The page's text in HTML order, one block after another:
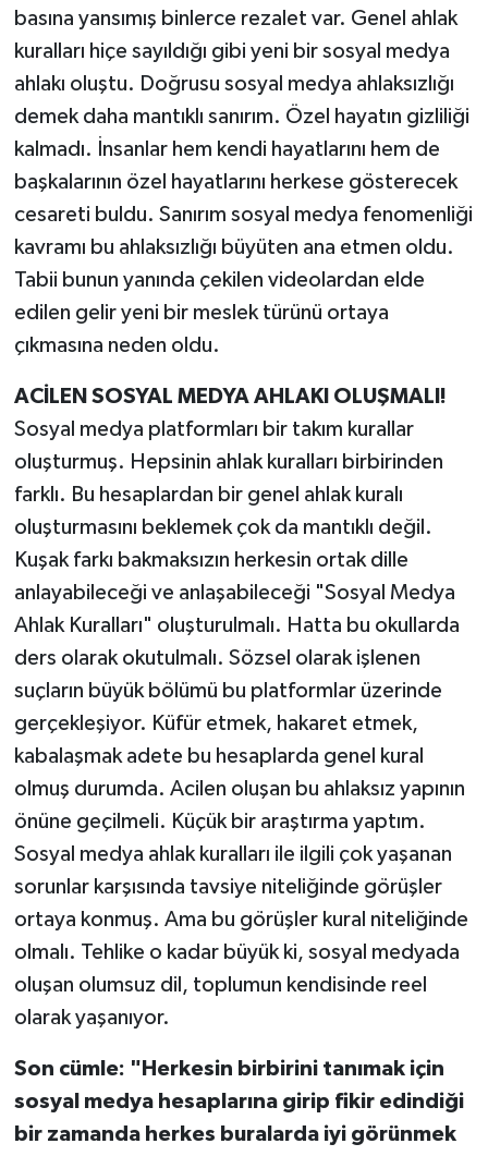
basına yansımış binlerce rezalet var. Genel ahlak
kuralları hiçe sayıldığı gibi yeni bir sosyal medya
ahlakı oluştu. Doğrusu sosyal medya ahlaksızlığı
demek daha mantıklı sanırım. Özel hayatın gizliliği
kalmadı. İnsanlar hem kendi hayatlarını hem de
başkalarının özel hayatlarını herkese gösterecek
cesareti buldu. Sanırım sosyal medya fenomenliği
kavramı bu ahlaksızlığı büyüten ana etmen oldu.
Tabii bunun yanında çekilen videolardan elde
edilen gelir yeni bir meslek türünü ortaya
çıkmasına neden oldu.
ACİLEN SOSYAL MEDYA AHLAKI OLUŞMALI!
Sosyal medya platformları bir takım kurallar
oluşturmuş. Hepsinin ahlak kuralları birbirinden
farklı. Bu hesaplardan bir genel ahlak kuralı
oluşturmasını beklemek çok da mantıklı değil.
Kuşak farkı bakmaksızın herkesin ortak dille
anlayabileceği ve anlaşabileceği "Sosyal Medya
Ahlak Kuralları" oluşturulmalı. Hatta bu okullarda
ders olarak okutulmalı. Sözsel olarak işlenen
suçların büyük bölümü bu platformlar üzerinde
gerçekleşiyor. Küfür etmek, hakaret etmek,
kabalaşmak adete bu hesaplarda genel kural
olmuş durumda. Acilen oluşan bu ahlaksız yapının
önüne geçilmeli. Küçük bir araştırma yaptım.
Sosyal medya ahlak kuralları ile ilgili çok yaşanan
sorunlar karşısında tavsiye niteliğinde görüşler
ortaya konmuş. Ama bu görüşler kural niteliğinde
olmalı. Tehlike o kadar büyük ki, sosyal medyada
oluşan olumsuz dil, toplumun kendisinde reel
olarak yaşanıyor.
Son cümle: "Herkesin birbirini tanımak için
sosyal medya hesaplarına girip fikir edindiği
bir zamanda herkes buralarda iyi görünmek